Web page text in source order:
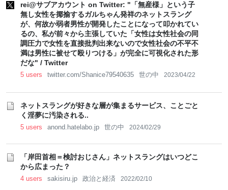
rei@サブアカウント on Twitter: "「無産様」という子
無し女性を揶揄するガルちゃん発祥のネットスラング
が、何故か弱者男性が開発したことになって叩かれてい
るの、私が前々から主張していた「女性は女性社会の同
調圧力で女性を直接批判出来ないので女性社会の不平不
満は男性に被せて殴りつける」が完全に可視化された形
だな" / Twitter
5 users twitter.com/Shanice79540635 世の中 2023/04/22
ネットスラングが好きな層が集まるサービス、ことごと
く淫夢に汚染される..
5 users anond.hatelabo.jp 世の中 2024/02/29
「岸田首相＝検討おじさん」ネットスラングはいつどこ
から広まった？
4 users sakisiru.jp 政治と経済 2022/02/10